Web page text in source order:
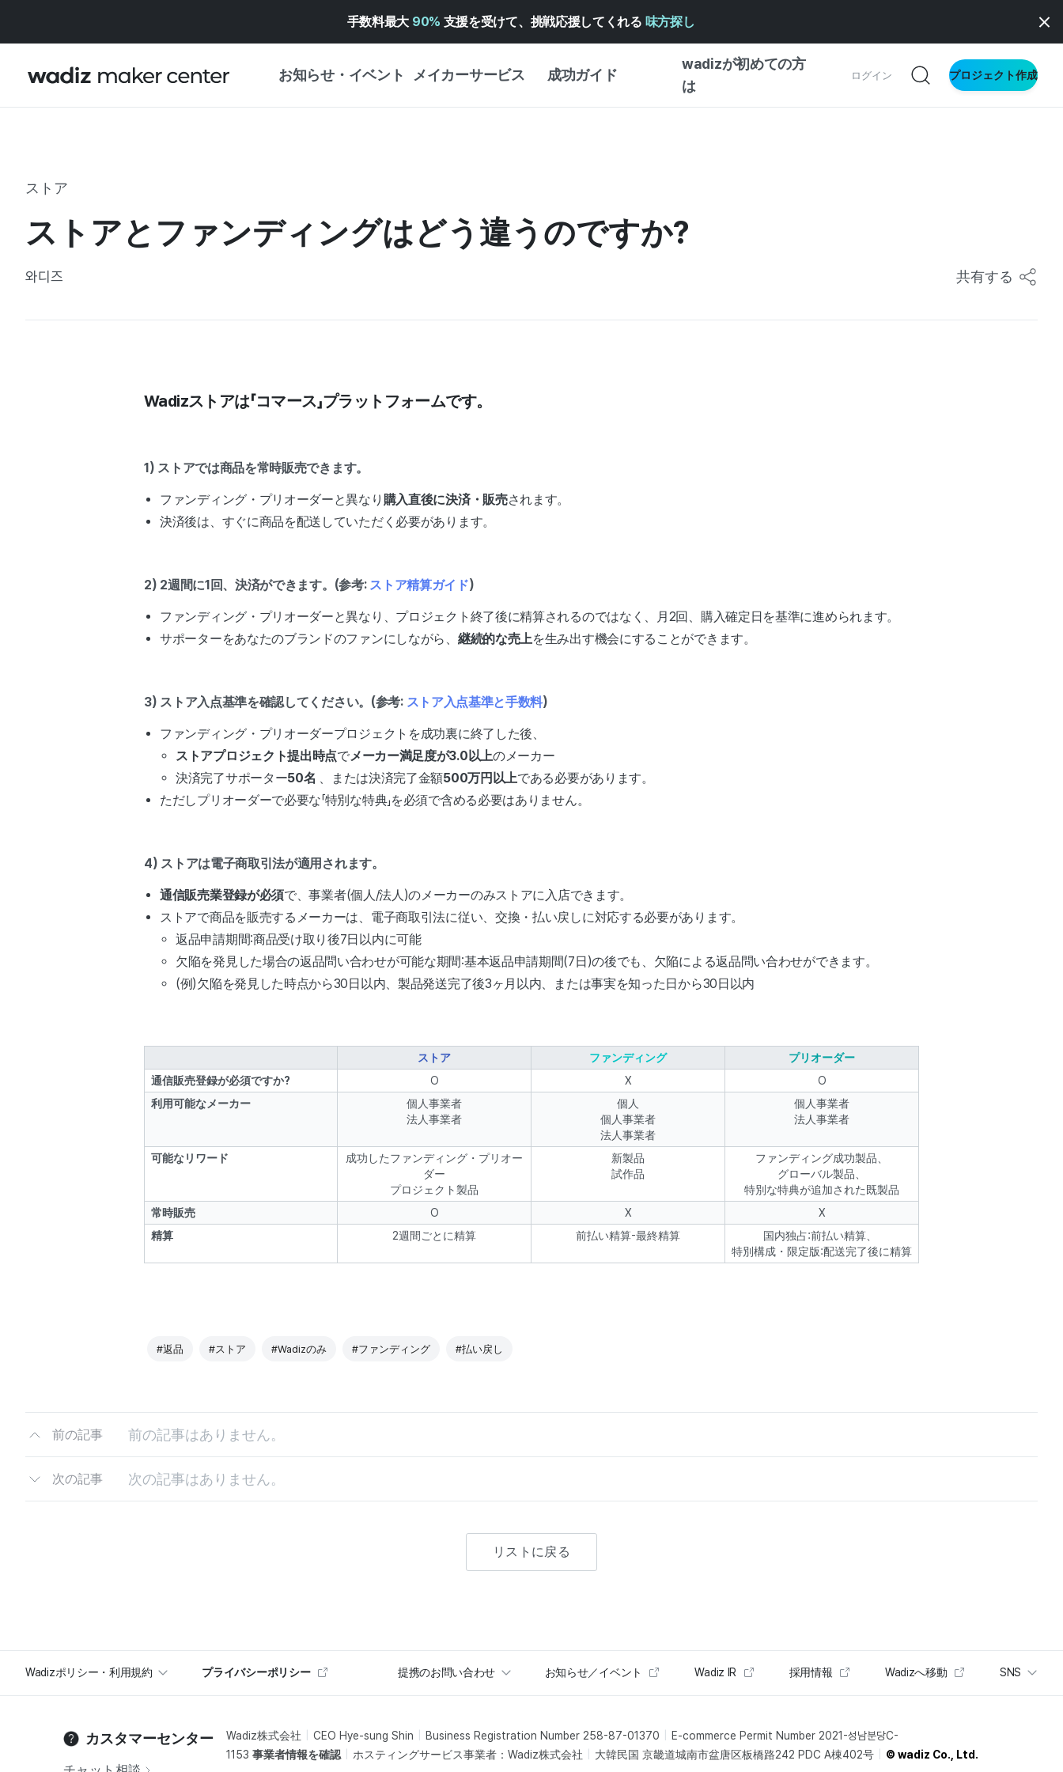
手数料最大 90% 支援を受けて、挑戦応援してくれる 味方探し
お知らせ・イベント メイカーサービス 成功ガイド
wadizが初めての方
は
ログイン プロジェクト作成
企画展カレンダー
WADIZアワード ↗︎
成功ストーリー
創作型
ビジネス向け
ストア
ストアとファンディングはどう違うのですか?
와디즈 共有する
Wadizストアは「コマース」プラットフォームです。
1) ストアでは商品を常時販売できます。
ファンディング・プリオーダーと異なり 購入直後に決済・販売されます。
決済後は、すぐに商品を配送していただく必要があります。
2) 2週間に1回、決済ができます。(参考: ストア精算ガイド)
ファンディング・プリオーダーと異なり、プロジェクト終了後に精算されるのではなく、月2回、購入確定日を基準に進められます。
サポーターをあなたのブランドのファンにしながら、 継続的な売上を生み出す機会にすることができます。
3) ストア入点基準を確認してください。(参考: ストア入点基準と手数料)
ファンディング・プリオーダープロジェクトを成功裏に終了した後、
ストアプロジェクト提出時点でメーカー満足度が3.0以上のメーカー
決済完了サポーター50名 、または決済完了金額500万円以上である必要があります。
ただしプリオーダーで必要な「特別な特典」を必須で含める必要はありません。
4) ストアは電子商取引法が適用されます。
通信販売業登録が必須で、事業者(個人/法人)のメーカーのみストアに入店できます。
ストアで商品を販売するメーカーは、電子商取引法に従い、交換・払い戻しに対応する必要があります。
返品申請期間:商品受け取り後7日以内に可能
欠陥を発見した場合の返品問い合わせが可能な期間:基本返品申請期間(7日)の後でも、欠陥による返品問い合わせができます。
(例)欠陥を発見した時点から30日以内、製品発送完了後3ヶ月以内、または事実を知った日から30日以内
ストア ファンディング
プリオーダー
通信販売登録が必須ですか?
O X
O
利用可能なメーカー
個人事業者
法人事業者
個人
個人事業者
法人事業者
個人事業者
法人事業者
可能なリワード
成功したファンディング・プリオー
ダー
プロジェクト製品
新製品
試作品
ファンディング成功製品、
グローバル製品、
特別な特典が追加された既製品
常時販売
O X
X
精算
2週間ごとに精算 前払い精算-最終精算
国内独占:前払い精算、
特別構成・限定版:配送完了後に精算
#返品 #ストア #Wadizのみ #ファンディング #払い戻し
前の記事 前の記事はありません。
次の記事 次の記事はありません。
リストに戻る
Wadizポリシー・利用規約 プライバシーポリシー 提携のお問い合わせ お知らせ／イベント Wadiz IR 採用情報 Wadizへ移動 SNS
カスタマーセンター Wadiz株式会社 CEO Hye-sung Shin Business Registration Number 258-87-01370
E-commerce Permit Number 2021-성남분당C-
1153 事業者情報を確認 ホスティングサービス事業者：Wadiz株式会社 大韓民国 京畿道城南市盆唐区板橋路242 PDC A棟402号 © wadiz Co., Ltd.